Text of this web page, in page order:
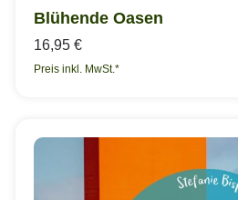
Blühende Oasen
16,95 €
Preis inkl. MwSt.*